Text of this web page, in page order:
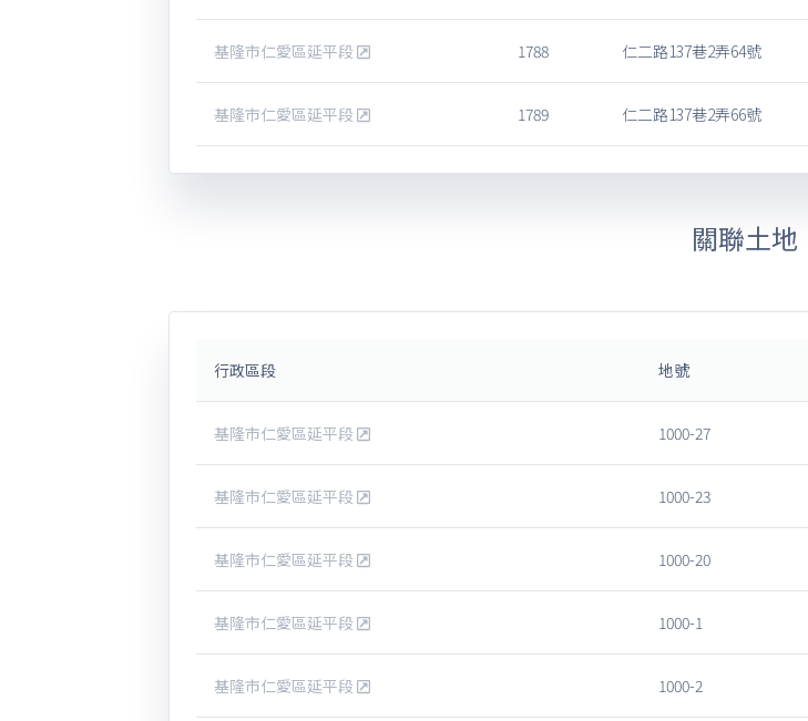
基隆市仁愛區延平段 1788 仁二路137巷2弄64號
基隆市仁愛區延平段 1789 仁二路137巷2弄66號
關聯土地
行政區段 地號
基隆市仁愛區延平段 1000-27
基隆市仁愛區延平段 1000-23
基隆市仁愛區延平段 1000-20
基隆市仁愛區延平段 1000-1
基隆市仁愛區延平段 1000-2